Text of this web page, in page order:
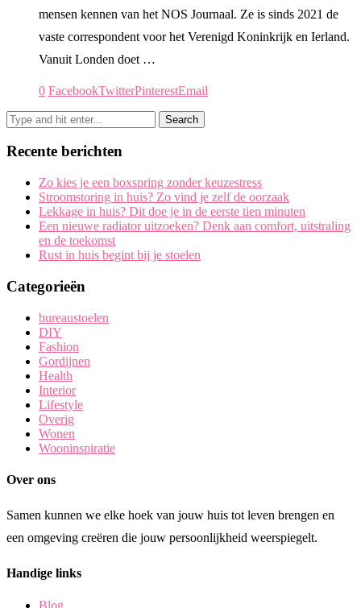
mensen kennen van het NOS Journaal. Ze is sinds 2021 de
vaste correspondent voor het Verenigd Koninkrijk en Ierland.
Vanuit Londen doet …
0 FacebookTwitterPinterestEmail
Recente berichten
Zo kies je een boxspring zonder keuzestress
Stroomstoring in huis? Zo vind je zelf de oorzaak
Lekkage in huis? Dit doe je in de eerste tien minuten
Een nieuwe radiator uitzoeken? Denk aan comfort, uitstraling
en de toekomst
Rust in huis begint bij je stoelen
Categorieën
bureaustoelen
DIY
Fashion
Gordijnen
Health
Interior
Lifestyle
Overig
Wonen
Wooninspiratie
Over ons
Samen kunnen we elke hoek van jouw huis tot leven brengen en
een omgeving creëren die jouw persoonlijkheid weerspiegelt.
Handige links
Blog